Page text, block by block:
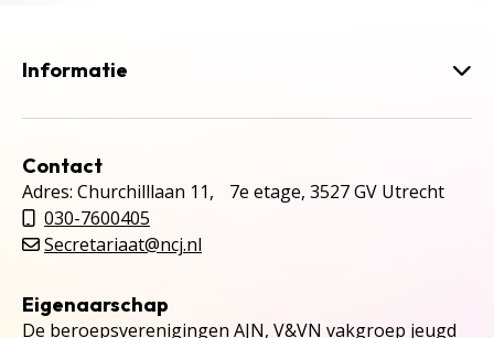
Informatie
Contact
Adres: Churchilllaan 11, 7e etage, 3527 GV Utrecht
030-7600405
Secretariaat@ncj.nl
Eigenaarschap
De beroepsverenigingen AJN, V&VN vakgroep jeugd